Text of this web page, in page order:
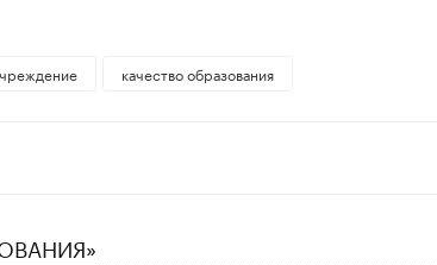
качество образования